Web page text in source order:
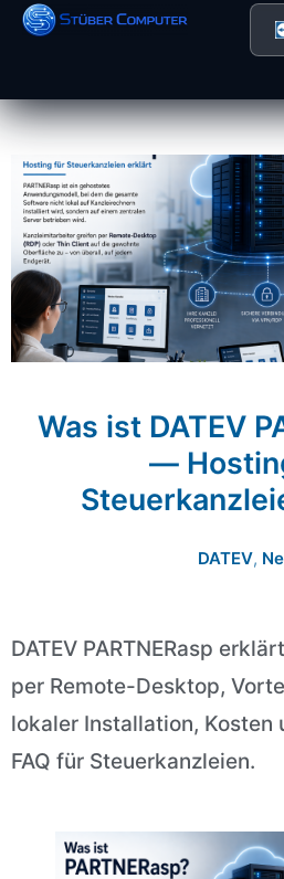
Was ist DATEV
—
DATEV,
DATEV PARTNERasp
per Remote-Desktop,
lokaler Installation, Kosten
FAQ für Steuerkanzleien.